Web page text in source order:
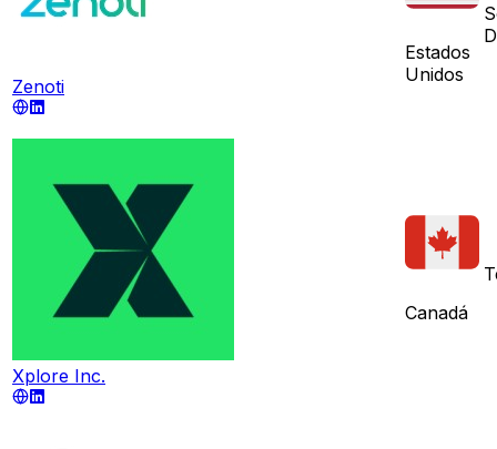
Zenoti
Estados
Unidos
Xplore Inc.
Canadá